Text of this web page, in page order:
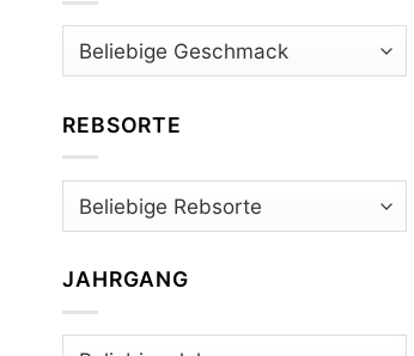
REBSORTE
JAHRGANG